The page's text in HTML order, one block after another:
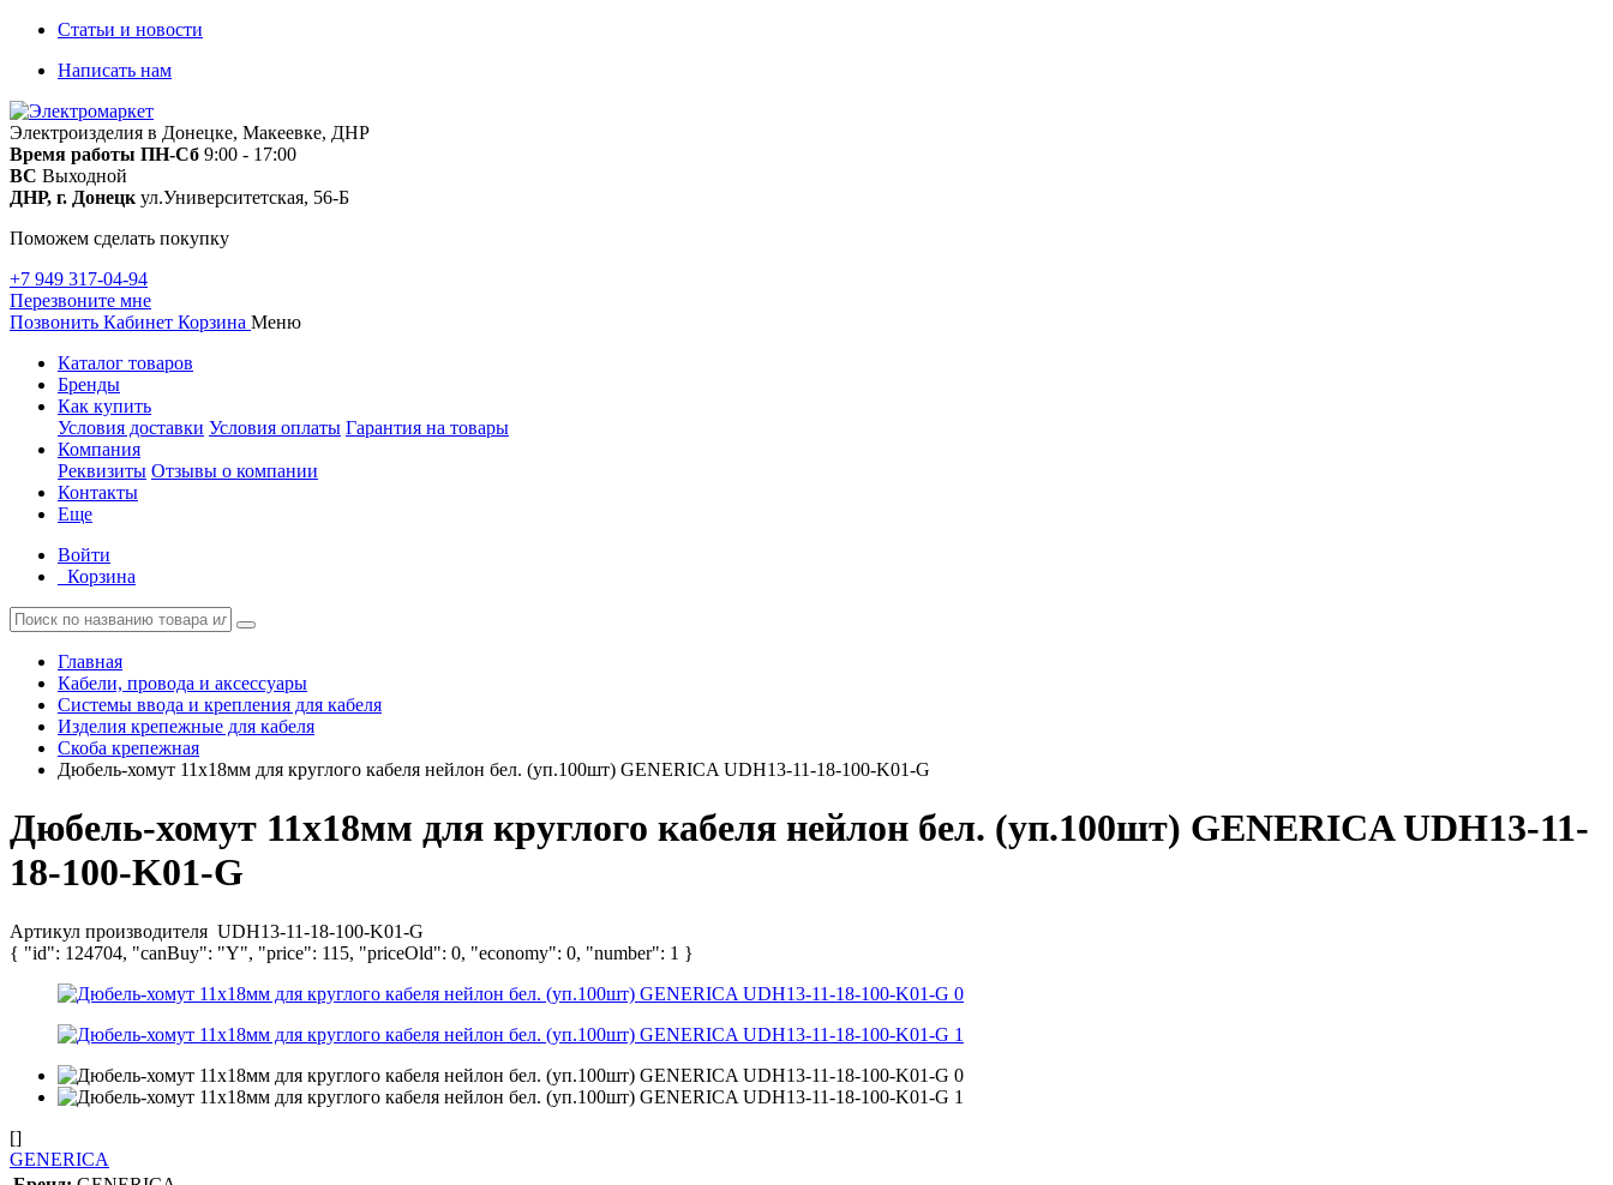
Статьи и новости
Написать нам
Электроизделия в Донецке, Макеевке, ДНР
Время работы ПН-Сб 9:00 - 17:00
ВС Выходной
ДНР, г. Донецк ул.Университетская, 56-Б
Поможем сделать покупку
+7 949 317-04-94
Перезвоните мне
Позвонить Кабинет Корзина Меню
Каталог товаров
Бренды
Как купить
Условия доставки Условия оплаты Гарантия на товары
Компания
Реквизиты Отзывы о компании
Контакты
Еще
Войти
Корзина
Главная
Кабели, провода и аксессуары
Системы ввода и крепления для кабеля
Изделия крепежные для кабеля
Скоба крепежная
Дюбель-хомут 11х18мм для круглого кабеля нейлон бел. (уп.100шт) GENERICA UDH13-11-18-100-K01-G
Дюбель-хомут 11х18мм для круглого кабеля нейлон бел. (уп.100шт) GENERICA UDH13-11-
18-100-K01-G
Артикул производителя UDH13-11-18-100-K01-G
{ "id": 124704, "canBuy": "Y", "price": 115, "priceOld": 0, "economy": 0, "number": 1 }
[]
GENERICA